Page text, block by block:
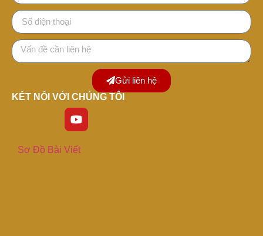
Gửi liên hệ
KẾT NỐI VỚI CHÚNG TÔI
Sơ Đồ Bài Viết